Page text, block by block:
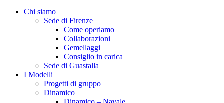
Chi siamo
Sede di Firenze
Come operiamo
Collaborazioni
Gemellaggi
Consiglio in carica
Sede di Guastalla
I Modelli
Progetti di gruppo
Dinamico